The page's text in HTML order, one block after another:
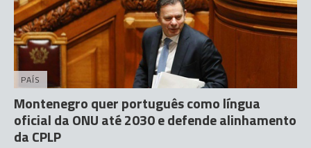
PAÍS
Montenegro quer português como língua
oficial da ONU até 2030 e defende alinhamento
da CPLP